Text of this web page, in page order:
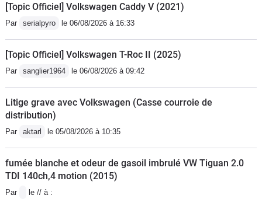
[Topic Officiel] Volkswagen Caddy V (2021)
Par serialpyro le 06/08/2026 à 16:33
[Topic Officiel] Volkswagen T-Roc II (2025)
Par sanglier1964 le 06/08/2026 à 09:42
Litige grave avec Volkswagen (Casse courroie de
distribution)
Par aktarl le 05/08/2026 à 10:35
fumée blanche et odeur de gasoil imbrulé VW Tiguan 2.0
TDI 140ch,4 motion (2015)
Par le // à :